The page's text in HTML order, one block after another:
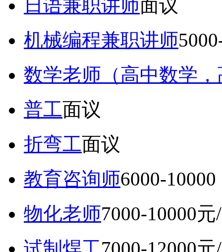
日语兼职讲师面议
机械编程兼职讲师
数学老师（高中数学
普工面议
折弯工面议
教育咨询师6000-
物化老师7000-10000元